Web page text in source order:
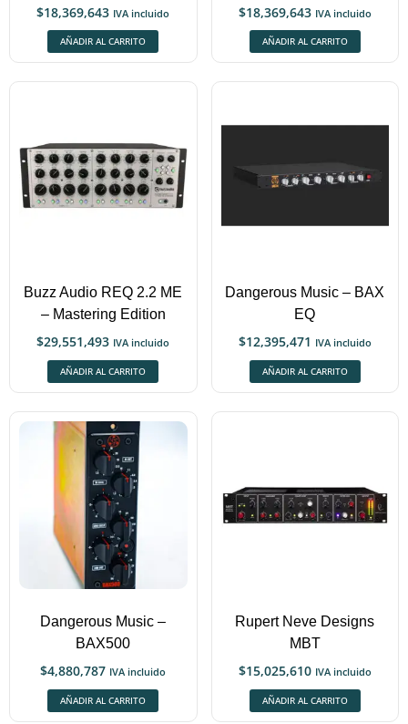
$18,369,643 IVA incluido
AÑADIR AL CARRITO
$18,369,643 IVA incluido
AÑADIR AL CARRITO
Buzz Audio REQ 2.2 ME
– Mastering Edition
$29,551,493 IVA incluido
AÑADIR AL CARRITO
Dangerous Music – BAX
EQ
$12,395,471 IVA incluido
AÑADIR AL CARRITO
Dangerous Music –
BAX500
$4,880,787 IVA incluido
AÑADIR AL CARRITO
Rupert Neve Designs
MBT
$15,025,610 IVA incluido
AÑADIR AL CARRITO